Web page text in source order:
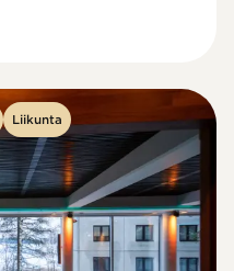
Liikunta